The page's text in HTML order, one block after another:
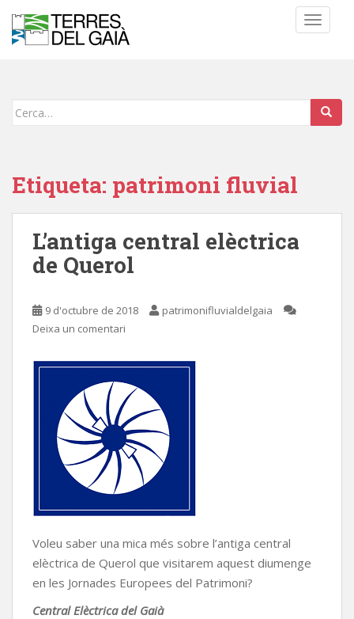
Cerca:
Etiqueta: patrimoni fluvial
L’antiga central elèctrica
de Querol
9 d'octubre de 2018
patrimonifluvialdelgaia
Deixa un comentari
Voleu saber una mica més sobre l’antiga central
elèctrica de Querol que visitarem aquest diumenge
en les Jornades Europees del Patrimoni?
Central Elèctrica del Gaià